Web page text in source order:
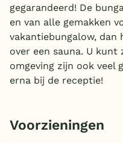
gegarandeerd! De
en van alle gemakken
vakantiebungalow, dan
over een sauna. U
omgeving zijn ook veel
erna bij de receptie!
Voorzieningen